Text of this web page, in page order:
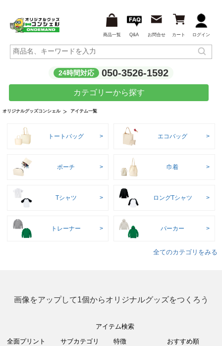
商品一覧 Q&A お問合せ カート ログイン
24時間対応 050-3526-1592
カテゴリーから探す
オリジナルグッズコンシェル アイテム一覧
トートバッグ エコバッグ
ポーチ 巾着
Tシャツ ロングTシャツ
トレーナー パーカー
全てのカテゴリをみる
画像をアップして1個からオリジナルグッズをつくろう
アイテム検索